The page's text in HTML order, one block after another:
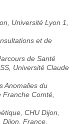
Université Lyon 1,
et de
de Santé
Université Claude
Anomalies du
Comté,
CHU Dijon,
France.